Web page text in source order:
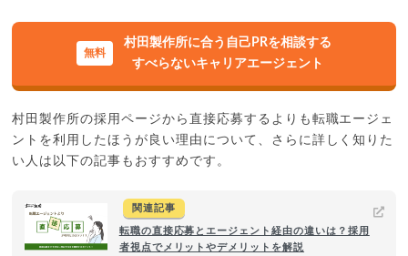
村田製作所に合う自己PRを相談する
すべらないキャリアエージェント
村田製作所の採用ページから直接応募するよりも転職エージェ
ントを利用したほうが良い理由について、さらに詳しく知りた
い人は以下の記事もおすすめです。
関連記事
転職の直接応募とエージェント経由の違いは？採用
者視点でメリットやデメリットを解説